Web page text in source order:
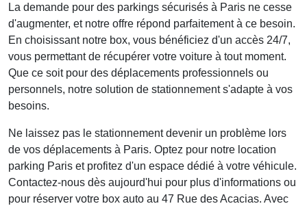
La demande pour des parkings sécurisés à Paris ne cesse
d'augmenter, et notre offre répond parfaitement à ce besoin.
En choisissant notre box, vous bénéficiez d'un accès 24/7,
vous permettant de récupérer votre voiture à tout moment.
Que ce soit pour des déplacements professionnels ou
personnels, notre solution de stationnement s'adapte à vos
besoins.
Ne laissez pas le stationnement devenir un problème lors
de vos déplacements à Paris. Optez pour notre location
parking Paris et profitez d'un espace dédié à votre véhicule.
Contactez-nous dès aujourd'hui pour plus d'informations ou
pour réserver votre box auto au 47 Rue des Acacias. Avec